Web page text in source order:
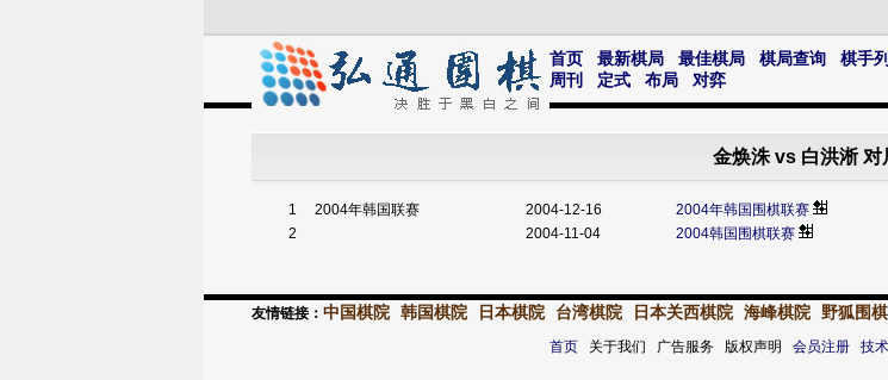
首页 最新棋局 最佳棋局 棋局查询 棋手
周刊
定式 布局 对弈
金焕洙 vs 白洪淅 对
1 2004年韩国联赛 2004-12-16 2004年韩国围棋联赛
2
2004-11-04 2004韩国围棋联赛
友情链接： 中国棋院 韩国棋院 日本棋院 台湾棋院 日本关西棋院 海峰棋院 野狐围棋
首页关于我们 广告服务 版权声明 会员注册 技